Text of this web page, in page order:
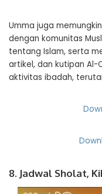
Umma juga
dengan komunitas
tentang Islam, serta
artikel, dan kutipan Al-
aktivitas ibadah,
8. Jadwal Sholat,